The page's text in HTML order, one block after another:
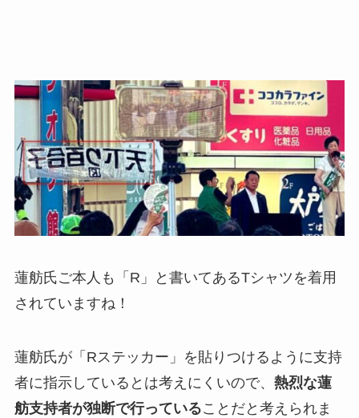
蓮舫氏ご本人も「R」と書いてあるTシャツを着用
されていますね！
蓮舫氏が「Rステッカー」を貼りつけるように支持
者に指示しているとは考えにくいので、 熱烈な蓮
舫支持者が独断で行っていることだと考えられま